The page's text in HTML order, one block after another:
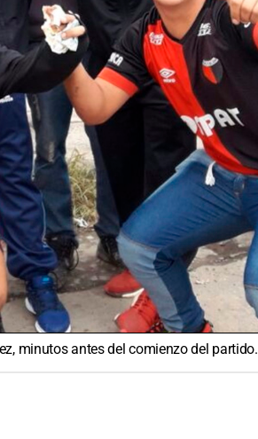
minutos antes del comienzo del partido.